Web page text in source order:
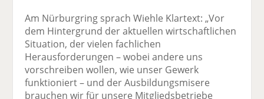
Am Nürburgring sprach Wiehle Klartext: „Vor
dem Hintergrund der aktuellen wirtschaftlichen
Situation, der vielen fachlichen
Herausforderungen – wobei andere uns
vorschreiben wollen, wie unser Gewerk
funktioniert – und der Ausbildungsmisere
brauchen wir für unsere Mitgliedsbetriebe